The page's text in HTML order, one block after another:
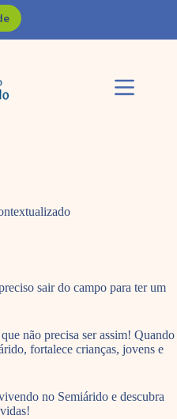
sair do campo para ter um
não precisa ser assim! Quando
fortalece crianças, jovens e
no Semiárido e descubra